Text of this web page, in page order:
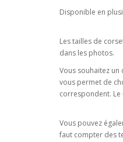
Disponible en
Les tailles de
dans les photos.
Vous souhaitez
vous permet de
correspondent.
Vous pouvez
faut compter des